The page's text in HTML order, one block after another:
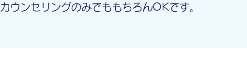
ウンセリングのみでももちろんOKです。